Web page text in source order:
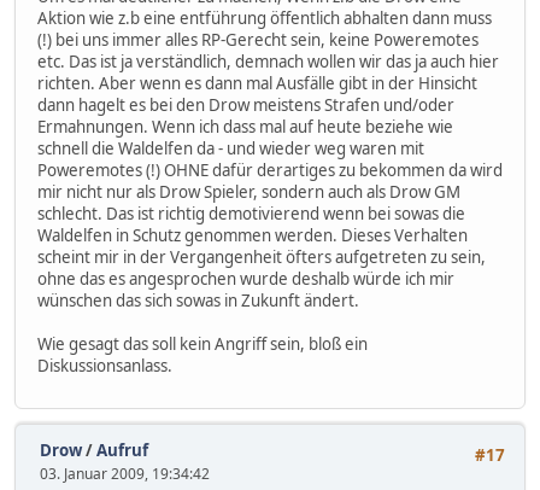
Aktion wie z.b eine entführung öffentlich abhalten dann muss
(!) bei uns immer alles RP-Gerecht sein, keine Poweremotes
etc. Das ist ja verständlich, demnach wollen wir das ja auch hier
richten. Aber wenn es dann mal Ausfälle gibt in der Hinsicht
dann hagelt es bei den Drow meistens Strafen und/oder
Ermahnungen. Wenn ich dass mal auf heute beziehe wie
schnell die Waldelfen da - und wieder weg waren mit
Poweremotes (!) OHNE dafür derartiges zu bekommen da wird
mir nicht nur als Drow Spieler, sondern auch als Drow GM
schlecht. Das ist richtig demotivierend wenn bei sowas die
Waldelfen in Schutz genommen werden. Dieses Verhalten
scheint mir in der Vergangenheit öfters aufgetreten zu sein,
ohne das es angesprochen wurde deshalb würde ich mir
wünschen das sich sowas in Zukunft ändert.
Wie gesagt das soll kein Angriff sein, bloß ein
Diskussionsanlass.
#17
Drow/Aufruf
03. Januar 2009, 19:34:42